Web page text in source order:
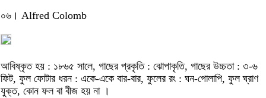
০৬। Alfred Colomb
আবিষ্কৃত হয় : ১৮৬৫ সালে, গাছের প্রকৃতি : ঝোপাকৃতি, গাছের উচ্চতা : ৩-৬
ফিট, ফুল ফোটার ধরন : একে-একে বার-বার, ফুলের রং : ঘন-গোলাপি, ফুল ঘ্রাণ
যুক্ত, কোন ফল বা বীজ হয় না ।